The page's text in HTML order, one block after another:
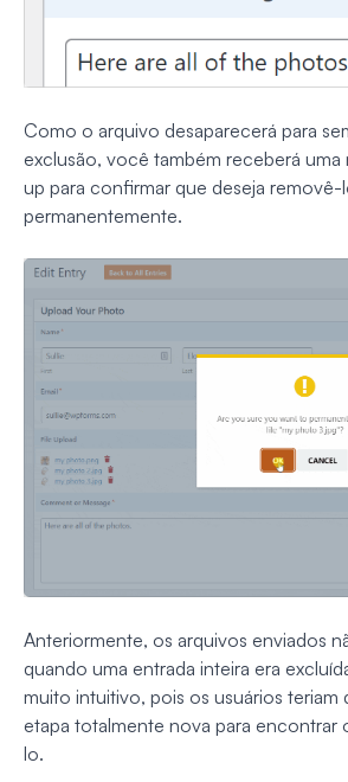
Como o arquivo desaparecerá para
exclusão, você também receberá
up para confirmar que deseja removê-
permanentemente.
Anteriormente, os arquivos enviados
quando uma entrada inteira era
muito intuitivo, pois os usuários teriam
etapa totalmente nova para encontrar
lo.